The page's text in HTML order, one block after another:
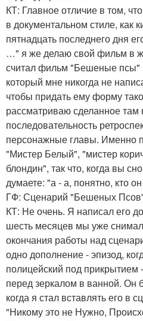
КТ: Главное отличие в том,
в документальном стиле, как
пятнадцать последнего дня
…" я же делаю свой фильм в
считал фильм "Бешеные
который мне никогда не
чтобы придать ему форму
рассматриваю сделанное там
последовательность
персонажные главы. Именно
"Мистер Белый", "мистер
блондин", так что, когда вы
думаете: "а - а, понятно, кто
ГФ: Сценарий "Бешеных
КТ: Не очень. Я написал его
шесть месяцев мы уже
окончания работы над
одно дополнение - эпизод,
полицейский под прикрытием
перед зеркалом в ванной. Он
когда я стал вставлять его в
"Никому это не Нужно,